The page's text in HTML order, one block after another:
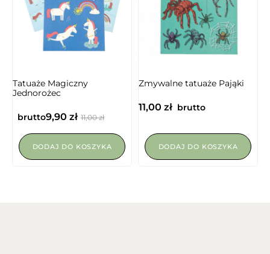
Tatuaże Magiczny
Jednorożec
11,00zł
9,90 zł
brutto
DODAJ DO KOSZYKA
Zmywalne tatuaże Pająki
11,00 zł brutto
DODAJ DO KOSZYKA